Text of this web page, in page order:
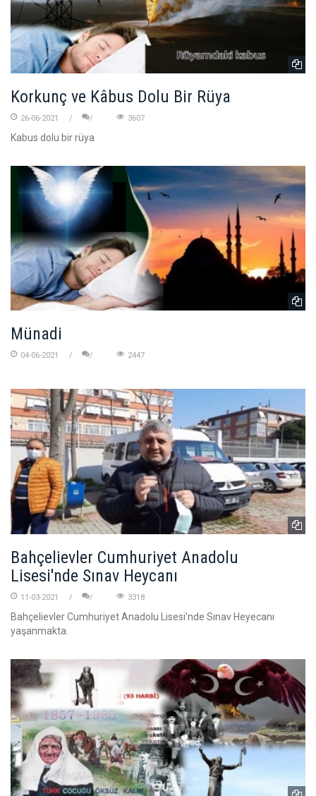
Korkunç ve Kâbus Dolu Bir Rüya
26-06-2021 3607
Kabus dolu bir rüya
Münadi
04-06-2021 2447
Bahçelievler Cumhuriyet Anadolu
Lisesi'nde Sınav Heycanı
11-03-2021 3318
Bahçelievler Cumhuriyet Anadolu Lisesi'nde Sınav Heyecanı
yaşanmakta.